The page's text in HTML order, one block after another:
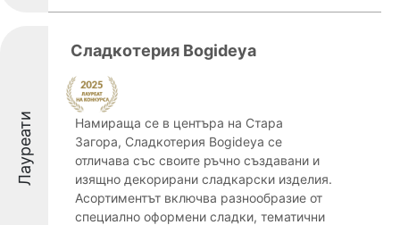
Лауреати
Сладкотерия Bogideya
Намираща се в центъра на Стара
Загора, Сладкотерия Bogideya се
отличава със своите ръчно създавани и
изящно декорирани сладкарски изделия.
Асортиментът включва разнообразие от
специално оформени сладки, тематични